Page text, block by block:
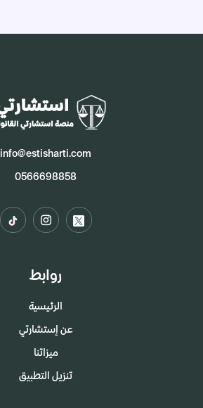
info@estisharti.com
0566698858
روابط
الرئيسية
عن إستشارتي
ميزاتنا
تنزيل التطبيق